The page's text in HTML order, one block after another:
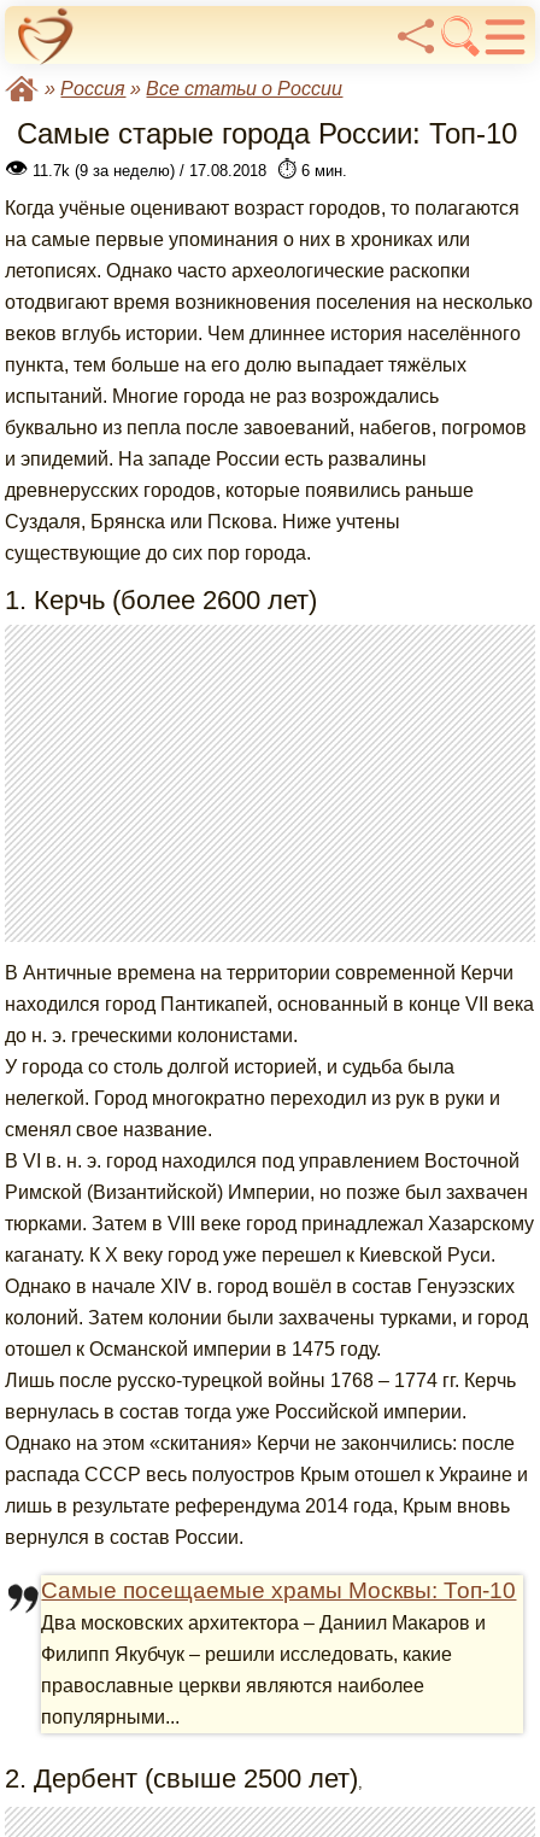
»Россия »Все статьи о России
Самые старые города России: Топ-10
👁 11.7k (9 за неделю) / 17.08.2018 ⏱️ 6 мин.
Когда учёные оценивают возраст городов, то полагаются
на самые первые упоминания о них в хрониках или
летописях. Однако часто археологические раскопки
отодвигают время возникновения поселения на несколько
веков вглубь истории. Чем длиннее история населённого
пункта, тем больше на его долю выпадает тяжёлых
испытаний. Многие города не раз возрождались
буквально из пепла после завоеваний, набегов, погромов
и эпидемий. На западе России есть развалины
древнерусских городов, которые появились раньше
Суздаля, Брянска или Пскова. Ниже учтены
существующие до сих пор города.
1. Керчь (более 2600 лет)
В Античные времена на территории современной Керчи
находился город Пантикапей, основанный в конце VII века
до н. э. греческими колонистами.
У города со столь долгой историей, и судьба была
нелегкой. Город многократно переходил из рук в руки и
сменял свое название.
В VI в. н. э. город находился под управлением Восточной
Римской (Византийской) Империи, но позже был захвачен
тюрками. Затем в VIII веке город принадлежал Хазарскому
каганату. К Х веку город уже перешел к Киевской Руси.
Однако в начале XIV в. город вошёл в состав Генуэзских
колоний. Затем колонии были захвачены турками, и город
отошел к Османской империи в 1475 году.
Лишь после русско-турецкой войны 1768 – 1774 гг. Керчь
вернулась в состав тогда уже Российской империи.
Однако на этом «скитания» Керчи не закончились: после
распада СССР весь полуостров Крым отошел к Украине и
лишь в результате референдума 2014 года, Крым вновь
вернулся в состав России.
Самые посещаемые храмы Москвы: Топ-10
Два московских архитектора – Даниил Макаров и
Филипп Якубчук – решили исследовать, какие
православные церкви являются наиболее
популярными...
2. Дербент (свыше 2500 лет),